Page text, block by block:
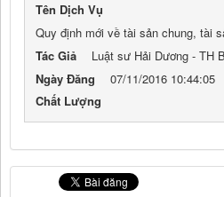
Tên Dịch Vụ
Quy định mới về tài sản chung, tài
Tác Giả
Luật sư Hải Dương - TH
Ngày Đăng
07/11/2016 10:44:05
Chất Lượng